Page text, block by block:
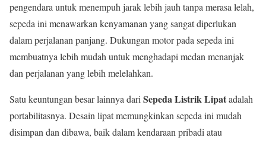
pengendara untuk menempuh jarak lebih jauh tanpa merasa lelah,
sepeda ini menawarkan kenyamanan yang sangat diperlukan
dalam perjalanan panjang. Dukungan motor pada sepeda ini
membuatnya lebih mudah untuk menghadapi medan menanjak
dan perjalanan yang lebih melelahkan.
Satu keuntungan besar lainnya dari Sepeda Listrik Lipatadalah
portabilitasnya. Desain lipat memungkinkan sepeda ini mudah
disimpan dan dibawa, baik dalam kendaraan pribadi atau